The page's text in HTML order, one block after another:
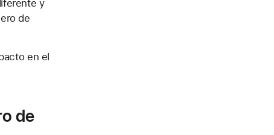
y
de
en el
de